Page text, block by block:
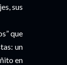
sus
que
un
en